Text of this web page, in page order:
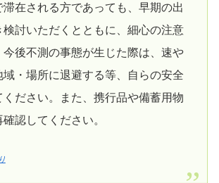
在される方であっても、早期の出
検討いただくとともに、細心の注意
今後不測の事態が生じた際は、速や
・場所に退避する等、自らの安全
ださい。また、携行品や備蓄用物
認してください。